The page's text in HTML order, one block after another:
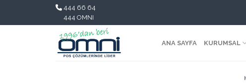
444 66 64
444 OMNI
ANA SAYFA KURUMSAL